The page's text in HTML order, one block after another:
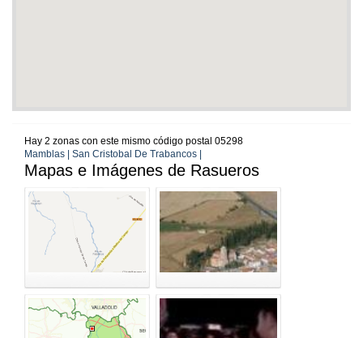
Hay 2 zonas con este mismo código postal 05298
Mamblas | San Cristobal De Trabancos |
Mapas e Imágenes de Rasueros